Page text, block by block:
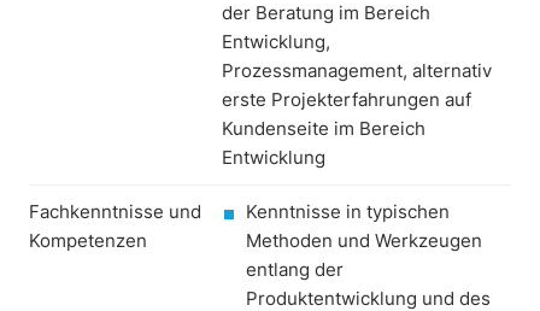
der Beratung im Bereich
Entwicklung,
Prozessmanagement, alternativ
erste Projekterfahrungen auf
Kundenseite im Bereich
Entwicklung
Fachkenntnisse und
Kompetenzen
Kenntnisse in typischen
Methoden und Werkzeugen
entlang der
Produktentwicklung und des